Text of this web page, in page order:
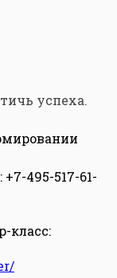
успеха.
495-517-61-
класс: